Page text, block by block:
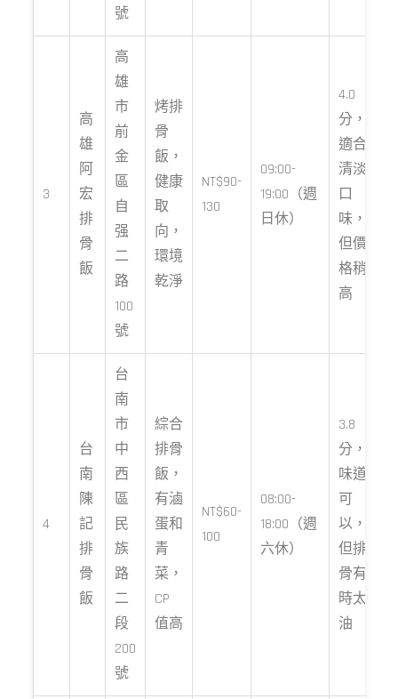
號
3
高
雄
阿
宏
排
骨
飯
高
雄
市
前
金
區
自
强
二
路
100
號
烤排
骨
飯，
健康
取
向，
環境
乾淨
NT$90-
130
09:00-
19:00（週
日休）
4.0
分，
適合
清淡
口
味，
但價
格稍
高
4
台
南
陳
記
排
骨
飯
台
南
市
中
西
區
民
族
路
二
段
200
號
綜合
排骨
飯，
有滷
蛋和
青
菜，
CP
值高
NT$60-
100
08:00-
18:00（週
六休）
3.8
分，
味道
可
以，
但排
骨有
時太
油